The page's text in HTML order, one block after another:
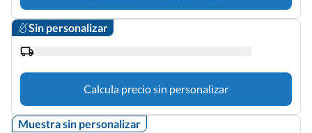
Sin personalizar
Calcula precio sin personalizar
Muestra sin personalizar